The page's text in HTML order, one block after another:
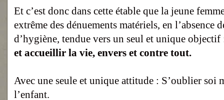
Et c’est donc dans cette étable que la jeune
extrême des dénuements matériels, en l’absence
d’hygiène, tendue vers un seul et unique
et accueillir la vie, envers et contre tout.
Avec une seule et unique attitude : S’oublier soi
l’enfant.